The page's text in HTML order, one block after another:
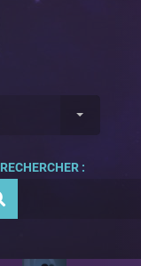
RECHERCHER :